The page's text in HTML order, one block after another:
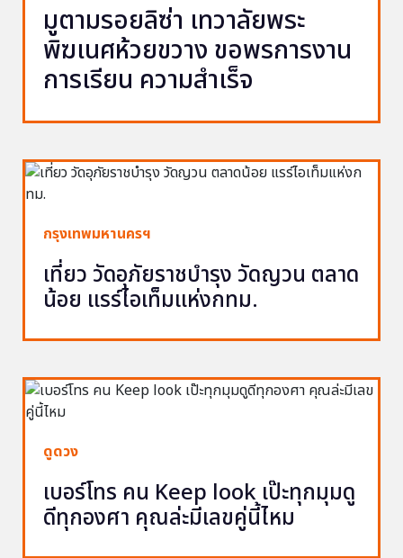
มูตามรอยลิซ่า เทวาลัยพระ
พิฆเนศห้วยขวาง ขอพรการงาน
การเรียน ความสำเร็จ
กรุงเทพมหานครฯ
เที่ยว วัดอุภัยราชบำรุง วัดญวน ตลาด
น้อย แรร์ไอเท็มแห่งกทม.
ดูดวง
เบอร์โทร คน Keep look เป๊ะทุกมุมดู
ดีทุกองศา คุณล่ะมีเลขคู่นี้ไหม